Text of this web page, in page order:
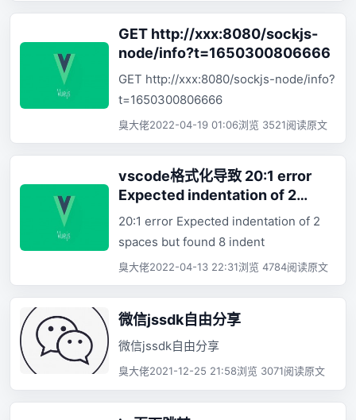
GET http://xxx:8080/sockjs-
node/info?t=1650300806666
GET http://xxx:8080/sockjs-node/info?
t=1650300806666
臭大佬2022-04-19 01:06浏览 3521阅读原文
vscode格式化导致 20:1 error
Expected indentation of 2
spaces but found 8 indent
20:1 error Expected indentation of 2
spaces but found 8 indent
臭大佬2022-04-13 22:31浏览 4784阅读原文
微信jssdk自由分享
微信jssdk自由分享
臭大佬2021-12-25 21:58浏览 3071阅读原文